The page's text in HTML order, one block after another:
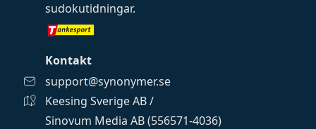
sudokutidningar.
Kontakt
support@synonymer.se
Keesing Sverige AB /
Sinovum Media AB (556571-4036)